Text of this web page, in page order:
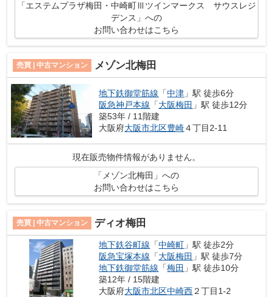
「エステムプラザ梅田・中崎町Ⅲツインマークス サウスレジ
デンス」への
お問い合わせはこちら
売買 | 中古マンション メゾン北梅田
地下鉄御堂筋線 「中津 」駅 徒歩6分
阪急神戸本線 「大阪梅田 」駅 徒歩12分
築53年 / 11階建
大阪府大阪市北区豊崎４丁目2-11
現在販売物件情報がありません。
「メゾン北梅田」への
お問い合わせはこちら
売買 | 中古マンション ディオ梅田
地下鉄谷町線 「中崎町 」駅 徒歩2分
阪急宝塚本線 「大阪梅田 」駅 徒歩7分
地下鉄御堂筋線 「梅田 」駅 徒歩10分
築12年 / 15階建
大阪府大阪市北区中崎西２丁目1-2